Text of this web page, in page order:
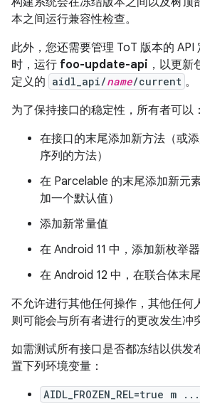
本之间运行兼容性检查。
此外，您还需要管理 ToT 版本的 API
时，运行 foo-update-api ，以更新
定义的 aidl_api/name/current 。
为了保持接口的稳定性，所有者可以：
在接口的末尾添加新方法（或
序列的方法）
在 Parcelable 的末尾添加新元
加一个默认值）
添加新常量值
在 Android 11 中，添加新枚举器
在 Android 12 中，在联合体末
不允许进行其他任何操作，其他任何
则可能会与所有者进行的更改发生冲
如需测试所有接口是否都冻结以供发
置下列环境变量：
AIDL_FROZEN_REL=true m ...